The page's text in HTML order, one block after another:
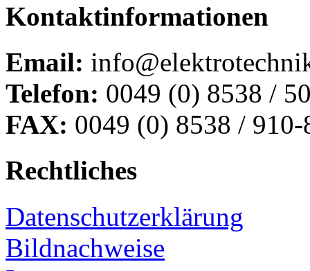
Kontaktinformationen
Email:
Telefon: 0049 (0) 8538 /
FAX: 0049 (0) 8538 / 910-
Rechtliches
Datenschutzerklärung
Bildnachweise